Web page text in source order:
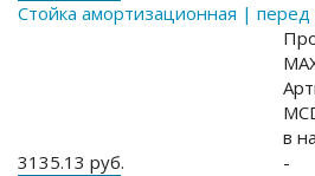
Стойка амортизационная | перед
в
3135.13 руб.
-